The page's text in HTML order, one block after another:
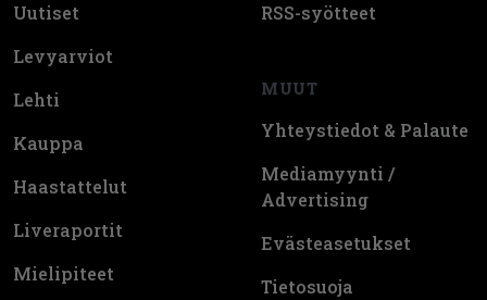
Uutiset
Levyarviot
Lehti
Kauppa
Haastattelut
Liveraportit
Mielipiteet
RSS-syötteet
MUUT
Yhteystiedot & Palaute
Mediamyynti /
Advertising
Evästeasetukset
Tietosuoja